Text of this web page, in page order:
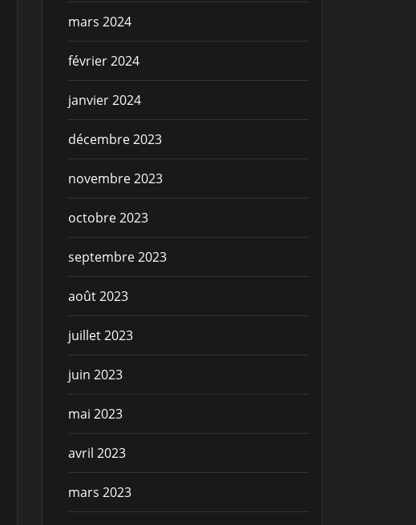
mars 2024
février 2024
janvier 2024
décembre 2023
novembre 2023
octobre 2023
septembre 2023
août 2023
juillet 2023
juin 2023
mai 2023
avril 2023
mars 2023